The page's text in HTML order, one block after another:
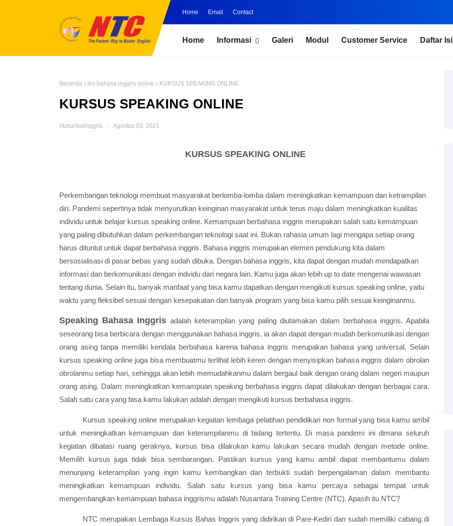
Home Email Contact
Home Informasi Galeri Modul Customer Service Daftar Isi
Beranda les bahasa inggris online KURSUS SPEAKING ONLINE
KURSUS SPEAKING ONLINE
ntckursusinggris Agustus 03, 2021
KURSUS SPEAKING ONLINE
Perkembangan teknologi membuat masyarakat berlomba-lomba dalam meningkatkan kemampuan dan ketrampilan
diri. Pandemi sepertinya tidak menyurutkan keinginan masyarakat untuk terus maju dalam meningkatkan kualitas
individu untuk belajar kursus speaking online. Kemampuan berbahasa inggris merupakan salah satu kemampuan
yang paling dibutuhkan dalam perkembangan teknologi saat ini. Bukan rahasia umum lagi mengapa setiap orang
harus dituntut untuk dapat berbahasa inggris. Bahasa inggris merupakan elemen pendukung kita dalam
bersosialisasi di pasar bebas yang sudah dibuka. Dengan bahasa inggris, kita dapat dengan mudah mendapatkan
informasi dan berkomunikasi dengan indvidu dari negara lain. Kamu juga akan lebih up to date mengenai wawasan
tentang dunia. Selain itu, banyak manfaat yang bisa kamu dapatkan dengan mengikuti kursus speaking online, yaitu
waktu yang fleksibel sesuai dengan kesepakatan dan banyak program yang bisa kamu pilih sesuai keinginanmu.
Speaking Bahasa Inggrisadalah keterampilan yang paling diutamakan dalam berbahasa inggris. Apabila
seseorang bisa berbicara dengan menggunakan bahasa inggris, ia akan dapat dengan mudah berkomunikasi dengan
orang asing tanpa memiliki kendala berbahasa karena bahasa inggris merupakan bahasa yang universal. Selain
kursus speaking onlinejuga bisa membuatmu terlihat lebih keren dengan menyisipkan bahasa inggris dalam obrolan
obrolanmu setiap hari, sehingga akan lebih memudahkanmu dalam bergaul baik dengan orang dalam negeri maupun
orang asing. Dalam meningkatkan kemampuan speaking berbahasa inggris dapat dilakukan dengan berbagai cara.
Salah satu cara yang bisa kamu lakukan adalah dengan mengikuti kursus berbahasa inggris.
Kursus speaking online merupakan kegiatan lembaga pelatihan pendidikan non formal yang bisa kamu ambil
untuk meningkatkan kemampuan dan keterampilanmu di bidang tertentu. Di masa pandemi ini dimana seluruh
kegiatan dibatasi ruang geraknya, kursus bisa dilakukan kamu lakukan secara mudah dengan metode online.
Memilih kursus juga tidak bisa sembarangan. Pastikan kursus yang kamu ambil dapat membantumu dalam
menunjang keterampilan yang ingin kamu kembangkan dan terbukti sudah berpengalaman dalam membantu
meningkatkan kemampuan individu. Salah satu kursus yang bisa kamu percaya sebagai tempat untuk
mengembangkan kemampuan bahasa inggrismu adalah Nusantara Training Centre (NTC). Apasih itu NTC?
NTC merupakan Lembaga Kursus Bahas Inggris yang didirikan di Pare-Kediri dan sudah memiliki cabang di